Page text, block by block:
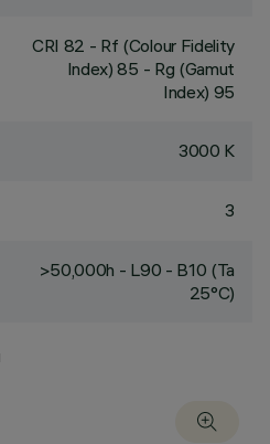
CRI 82 - Rf (Colour Fidelity
Index) 85 - Rg (Gamut
Index) 95
3000 K
3
>50,000h - L90 - B10 (Ta
25°C)